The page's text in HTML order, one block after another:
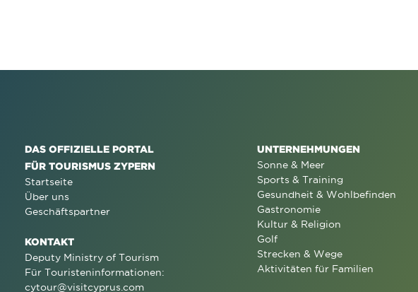
DAS OFFIZIELLE PORTAL
FÜR TOURISMUS ZYPERN
Startseite
Über uns
Geschäftspartner
KONTAKT
Deputy Ministry of Tourism
Für Touristeninformationen:
cytour@visitcyprus.com
UNTERNEHMUNGEN
Sonne & Meer
Sports & Training
Gesundheit & Wohlbefinden
Gastronomie
Kultur & Religion
Golf
Strecken & Wege
Aktivitäten für Familien